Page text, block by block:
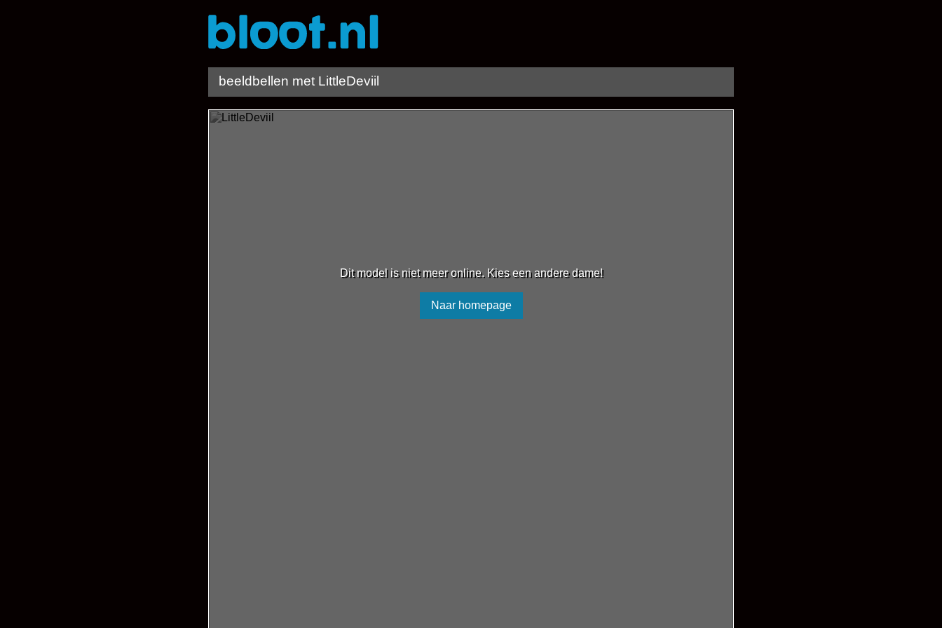
beeldbellen met LittleDeviil
Dit model is niet meer online. Kies een andere dame!
Naar homepage